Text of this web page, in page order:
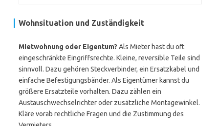
Wohnsituation und Zuständigkeit
Mietwohnung oder Eigentum? Als Mieter hast du oft
eingeschränkte Eingriffsrechte. Kleine, reversible Teile sind
sinnvoll. Dazu gehören Steckverbinder, ein Ersatzkabel und
einfache Befestigungsbänder. Als Eigentümer kannst du
größere Ersatzteile vorhalten. Dazu zählen ein
Austauschwechselrichter oder zusätzliche Montagewinkel.
Kläre vorab rechtliche Fragen und die Zustimmung des